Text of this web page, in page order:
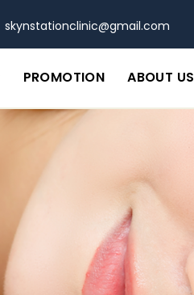
skynstationclinic@gmail.com
PROMOTION ABOUT US